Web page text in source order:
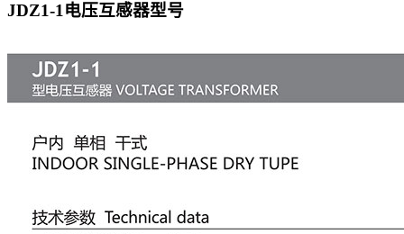
JDZ1-1电压互感器型号